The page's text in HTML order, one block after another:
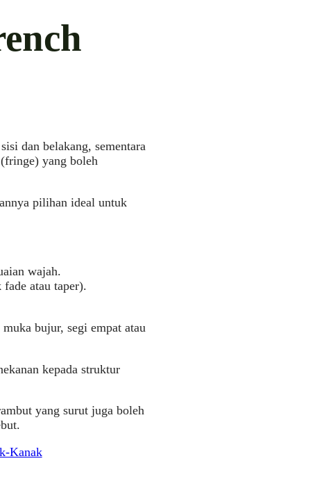
dan belakang, sementara
yang boleh
pilihan ideal untuk
wajah.
atau taper).
bujur, segi empat atau
kepada struktur
yang surut juga boleh
Kanak